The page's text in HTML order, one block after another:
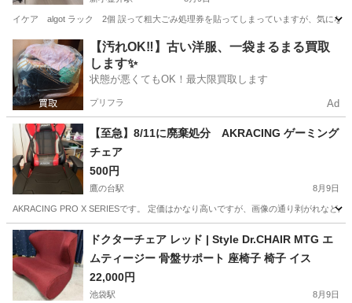
イケア algot ラック 2個 誤って粗大ごみ処理券を貼ってしまっていますが、気にな
東京 小金井市 新小金井駅 収納家具
【汚れOK‼️】古い洋服、一袋まるまる買取
します✨
状態が悪くてもOK！最大限買取します
プリフラ Ad
【至急】8/11に廃棄処分 AKRACING ゲーミング
チェア
500円
鷹の台駅 8月9日
AKRACING PRO X SERIESです。 定価はかなり高いですが、画像の通り剥がれなど
東京 小平市 鷹の台駅
ドクターチェア レッド | Style Dr.CHAIR MTG エ
ムティージー 骨盤サポート 座椅子 椅子 イス
22,000円
池袋駅 8月9日